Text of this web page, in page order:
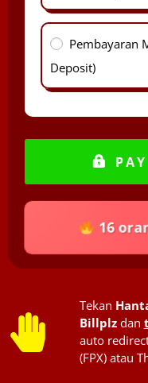
Pembayaran
Deposit)
16
Tekan
Billplzdan
auto
(FPX) atau